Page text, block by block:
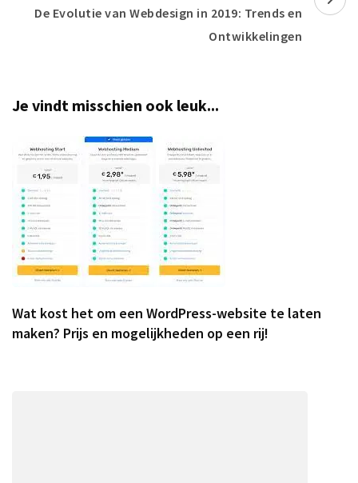
De Evolutie van Webdesign in 2019: Trends en
Ontwikkelingen
Je vindt misschien ook leuk...
Wat kost het om een WordPress-website te laten
maken? Prijs en mogelijkheden op een rij!